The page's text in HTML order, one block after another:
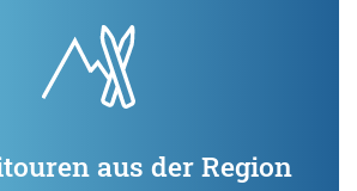
aus der Region